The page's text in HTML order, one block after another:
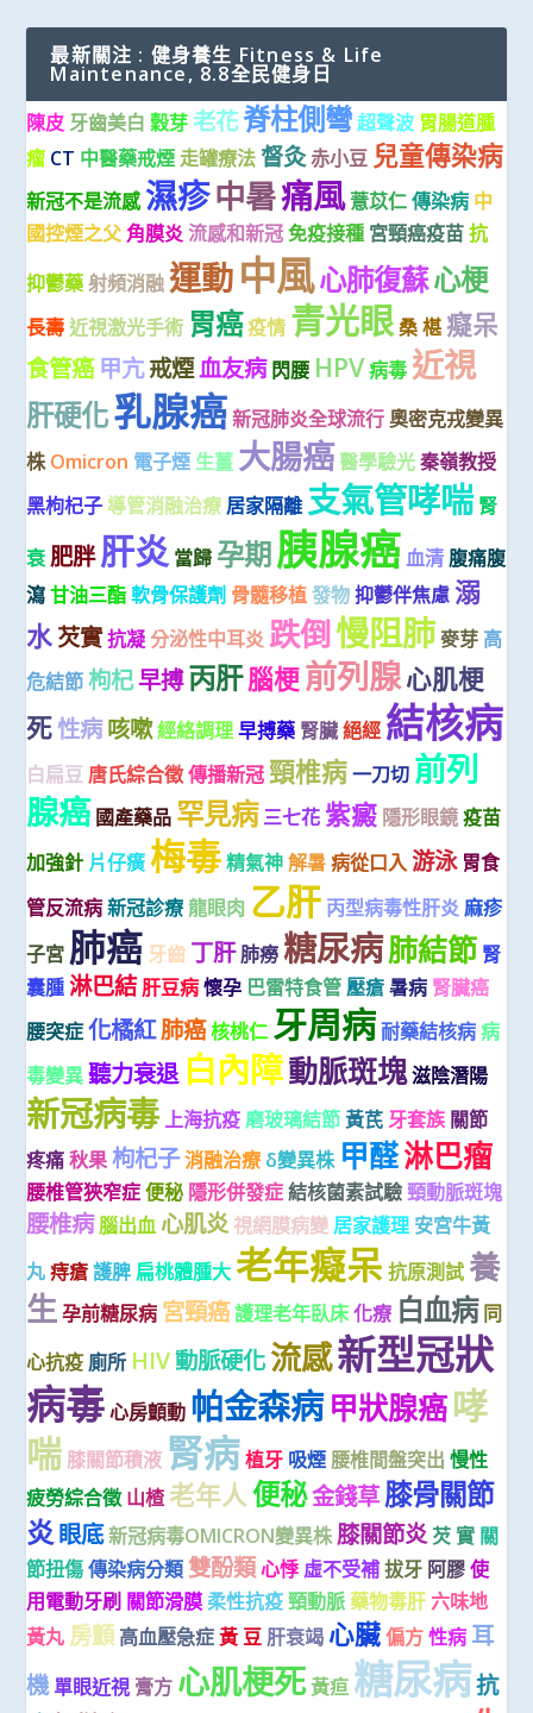
最新關注 : 健身養生 Fitness & Life
Maintenance, 8.8全民健身日
陳皮 牙齒美白 穀芽 老花脊柱側彎超聲波 胃腸道腫
瘤 CT 中醫藥戒煙 走罐療法 督灸赤小豆 兒童傳染病
新冠不是流感 濕疹中暑痛風 薏苡仁 傳染病 中
國控煙之父 角膜炎 流感和新冠 免疫接種 宮頸癌疫苗 抗
抑鬱藥 射頻消融 運動中風心肺復蘇心梗
長壽 近視激光手術 胃癌疫情 青光眼桑 椹 癡呆
食管癌 甲亢戒煙血友病 閃腰 HPV病毒 近視
肝硬化乳腺癌 新冠肺炎全球流行 奧密克戎變異
株 Omicron 電子煙 生薑 大腸癌醫學驗光 秦嶺教授
黑枸杞子 導管消融治療 居家隔離 支氣管哮喘 腎
衰肥胖肝炎 當歸 孕期胰腺癌 血清 腹痛腹
瀉 甘油三酯 軟骨保護劑 骨髓移植 發物 抑鬱伴焦慮 溺
水芡實抗凝分泌性中耳炎 跌倒慢阻肺 麥芽 高
危結節 枸杞早搏丙肝腦梗前列腺心肌梗
死性病咳嗽經絡調理 早搏藥 腎臟絕經 結核病
白扁豆 唐氏綜合徵傳播新冠 頸椎病 一刀切 前列
腺癌 國產藥品 罕見病 三七花 紫癜 隱形眼鏡 疫苗
加強針 片仔癀 梅毒 精氣神 解暑 病從口入游泳 胃食
管反流病 新冠診療 龍眼肉 乙肝 丙型病毒性肝炎 麻疹
子宮 肺癌 牙齒 丁肝肺癆 糖尿病肺結節 腎
囊腫 淋巴結肝豆病 懷孕 巴雷特食管 壓瘡 暑病 腎臟癌
腰突症 化橘紅肺癌核桃仁 牙周病 耐藥結核病 病
毒變異 聽力衰退 白內障動脈斑塊滋陰潛陽
新冠病毒上海抗疫 磨玻璃結節 黃芪 牙套族 關節
疼痛 秋果 枸杞子消融治療 δ變異株 甲醛淋巴瘤
腰椎管狹窄症 便秘 隱形併發症 結核菌素試驗 頸動脈斑塊
腰椎病腦出血 心肌炎 視網膜病變 居家護理 安宮牛黃
丸 痔瘡 護脾 扁桃體腫大 老年癡呆 抗原測試 養
生 孕前糖尿病 宮頸癌護理老年臥床 化療 白血病 同
心抗疫 廁所 HIV動脈硬化流感新型冠狀
病毒 心房顫動 帕金森病甲狀腺癌哮
喘 膝關節積液 腎病 植牙 吸煙 腰椎間盤突出 慢性
疲勞綜合徵 山楂 老年人便秘金錢草膝骨關節
炎眼底新冠病毒OMICRON變異株膝關節炎芡 實 關
節扭傷 傳染病分類 雙酚類心悸 虛不受補 拔牙 阿膠 使
用電動牙刷 關節滑膜 柔性抗疫 頸動脈 藥物毒肝 六味地
黃丸 房顫 高血壓急症 黃 豆 肝衰竭 心臟 偏方 性病 耳
機 單眼近視 膏方 心肌梗死黃疸 糖尿病抗